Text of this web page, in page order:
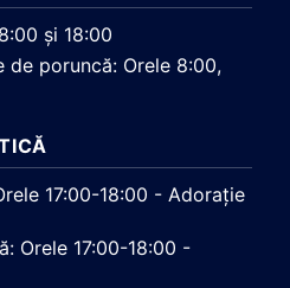
și 18:00
de poruncă: Orele 8:00,
17:00-18:00 - Adorație
Orele 17:00-18:00 -